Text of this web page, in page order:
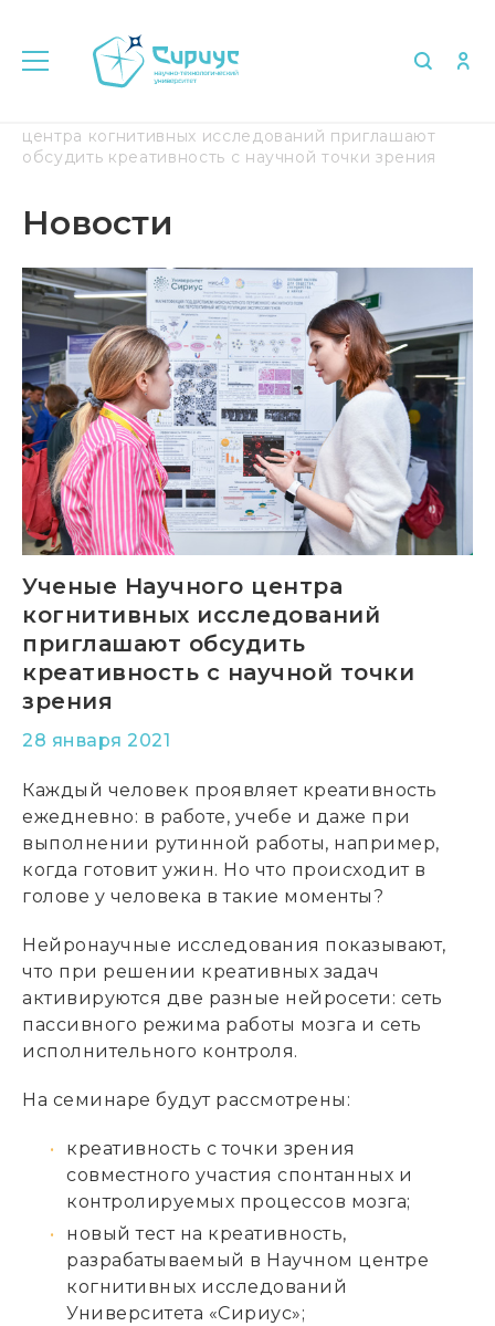
центра когнитивных исследований приглашают
обсудить креативность с научной точки зрения
Новости
Ученые Научного центра
когнитивных исследований
приглашают обсудить
креативность с научной точки
зрения
28 января 2021
Каждый человек проявляет креативность
ежедневно: в работе, учебе и даже при
выполнении рутинной работы, например,
когда готовит ужин. Но что происходит в
голове у человека в такие моменты?
Нейронаучные исследования показывают,
что при решении креативных задач
активируются две разные нейросети: сеть
пассивного режима работы мозга и сеть
исполнительного контроля.
На семинаре будут рассмотрены:
креативность с точки зрения
совместного участия спонтанных и
контролируемых процессов мозга;
новый тест на креативность,
разрабатываемый в Научном центре
когнитивных исследований
Университета «Сириус»;